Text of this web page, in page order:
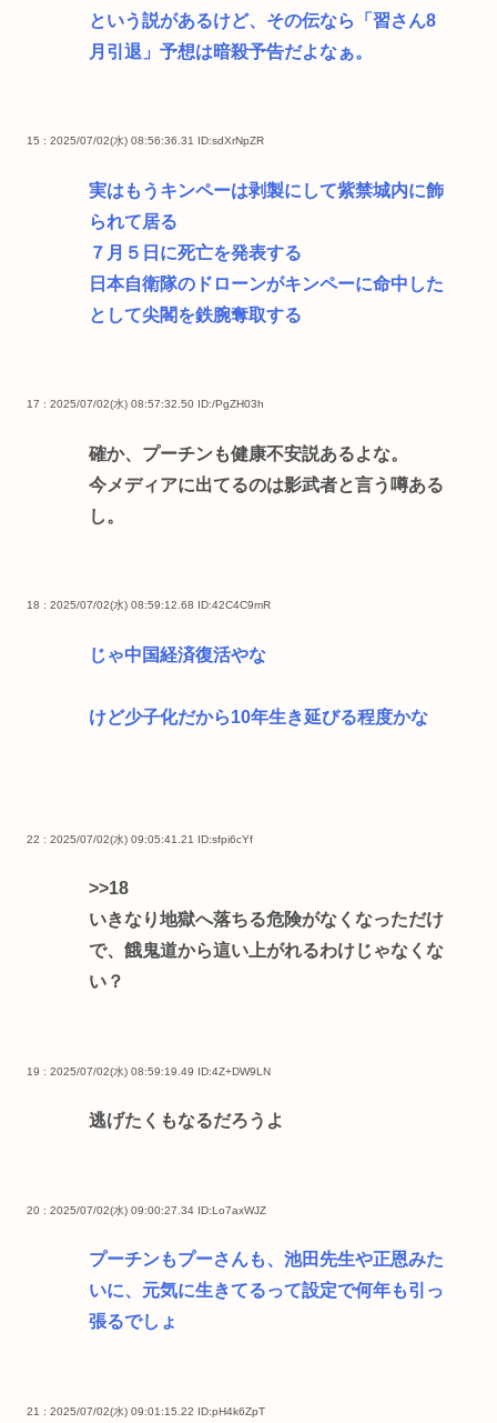
という説があるけど、その伝なら「習さん8
月引退」予想は暗殺予告だよなぁ。
15 : 2025/07/02(水) 08:56:36.31 ID:sdXrNpZR
実はもうキンペーは剥製にして紫禁城内に飾
られて居る
７月５日に死亡を発表する
日本自衛隊のドローンがキンペーに命中した
として尖閣を鉄腕奪取する
17 : 2025/07/02(水) 08:57:32.50 ID:/PgZH03h
確か、プーチンも健康不安説あるよな。
今メディアに出てるのは影武者と言う噂ある
し。
18 : 2025/07/02(水) 08:59:12.68 ID:42C4C9mR
じゃ中国経済復活やな
けど少子化だから10年生き延びる程度かな
22 : 2025/07/02(水) 09:05:41.21 ID:sfpi6cYf
>>18
いきなり地獄へ落ちる危険がなくなっただけ
で、餓鬼道から這い上がれるわけじゃなくな
い？
19 : 2025/07/02(水) 08:59:19.49 ID:4Z+DW9LN
逃げたくもなるだろうよ
20 : 2025/07/02(水) 09:00:27.34 ID:Lo7axWJZ
プーチンもプーさんも、池田先生や正恩みた
いに、元気に生きてるって設定で何年も引っ
張るでしょ
21 : 2025/07/02(水) 09:01:15.22 ID:pH4k6ZpT